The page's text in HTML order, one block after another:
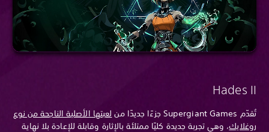
Hades II
تُقدّم Supergiant Games جزءًا جديدًا من
لعبتها الأصلية الناجحة من نوع
روغلايك، وهي تجربة جديدة كليًا ممتلئة بالإثارة وقابلة للإعادة بلا نهاية